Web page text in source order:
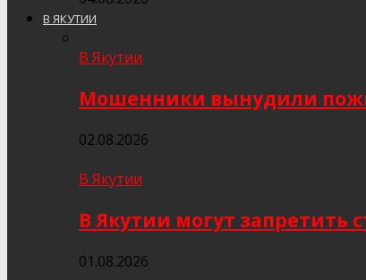
В ЯКУТИИ
В Якутии
Мошенники вынудили
02.08.2026
В Якутии
В Якутии могут запретить
01.08.2026